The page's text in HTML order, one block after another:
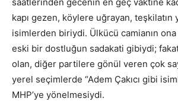
saatlerinden gecenin en geç vaktine
kapı gezen, köylere uğrayan, teşkilatın
isimlerden biriydi. Ülkücü camianın
eski bir dostluğun sadakati gibiydi;
olan, diğer partilere gönül veren çok
yerel seçimlerde “Adem Çakıcı gibi
MHP’ye yönelmesiydi.